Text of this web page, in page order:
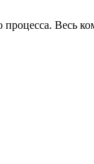
процесса. Весь